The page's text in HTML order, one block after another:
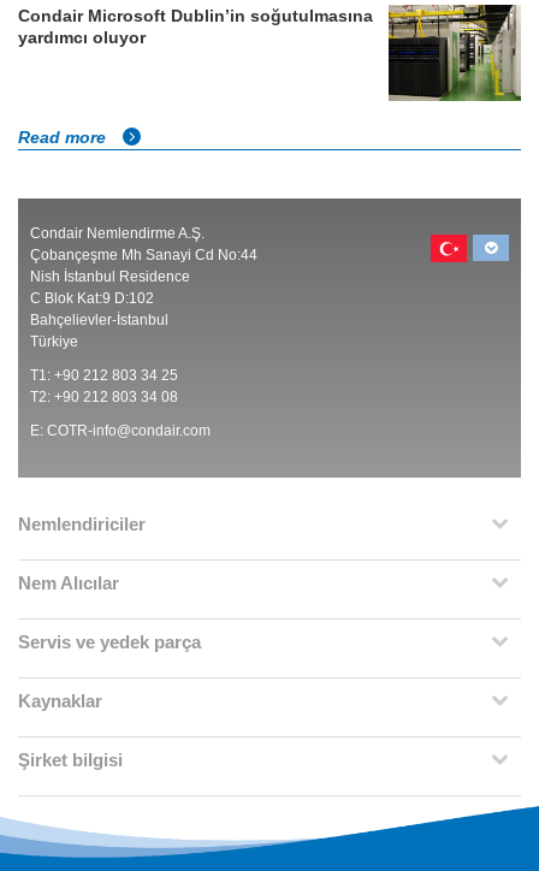
Condair Microsoft Dublin’in soğutulmasına
yardımcı oluyor
Read more
Condair Nemlendirme A.Ş.
Çobançeşme Mh Sanayi Cd No:44
Nish İstanbul Residence
C Blok Kat:9 D:102
Bahçelievler-İstanbul
Türkiye
T1: +90 212 803 34 25
T2: +90 212 803 34 08
E: COTR-info@condair.com
Nemlendiriciler
Nem Alıcılar
Servis ve yedek parça
Kaynaklar
Şirket bilgisi